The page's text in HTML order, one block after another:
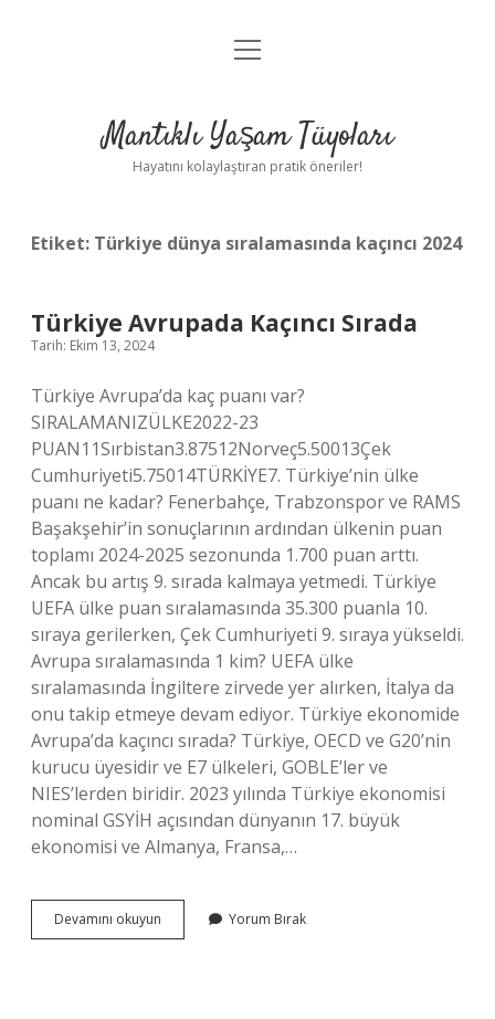
Anasayfa
Yasal Uyarı
menüyü
Mantıklı Yaşam Tüyoları
Hayatını kolaylaştıran pratik öneriler!
Etiket: Türkiye dünya sıralamasında kaçıncı 2024
Türkiye Avrupada Kaçıncı Sırada
Tarih: Ekim 13, 2024
Türkiye Avrupa’da kaç puanı var?
SIRALAMANIZÜLKE2022-23
PUAN11Sırbistan3.87512Norveç5.50013Çek
Cumhuriyeti5.75014TÜRKİYE7. Türkiye’nin ülke
puanı ne kadar? Fenerbahçe, Trabzonspor ve RAMS
Başakşehir’in sonuçlarının ardından ülkenin puan
toplamı 2024-2025 sezonunda 1.700 puan arttı.
Ancak bu artış 9. sırada kalmaya yetmedi. Türkiye
UEFA ülke puan sıralamasında 35.300 puanla 10.
sıraya gerilerken, Çek Cumhuriyeti 9. sıraya yükseldi.
Avrupa sıralamasında 1 kim? UEFA ülke
sıralamasında İngiltere zirvede yer alırken, İtalya da
onu takip etmeye devam ediyor. Türkiye ekonomide
Avrupa’da kaçıncı sırada? Türkiye, OECD ve G20’nin
kurucu üyesidir ve E7 ülkeleri, GOBLE’ler ve
NIES’lerden biridir. 2023 yılında Türkiye ekonomisi
nominal GSYİH açısından dünyanın 17. büyük
ekonomisi ve Almanya, Fransa,…
Devamını okuyun
Avrupada
Yorum Bırak